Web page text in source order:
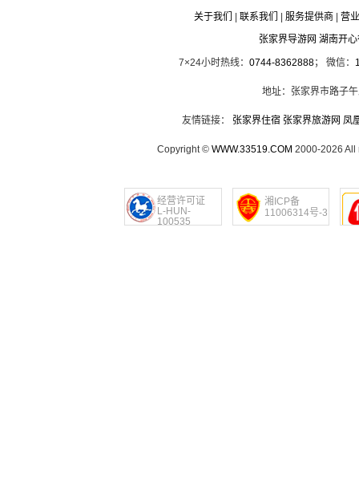
关于我们 联系我们 服务提供商
营
张家界导游网 湖南开
7×24小时热线： 0744-8362888； 微信：
地址：张家界市路子
友情链接： 张家界住宿 张家界旅游网 凤
Copyright © WWW.33519.COM 2000-2026 All
经营许可证
L-HUN-
100535
湘ICP备
11006314号-3